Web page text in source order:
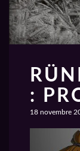
:
18 novembre